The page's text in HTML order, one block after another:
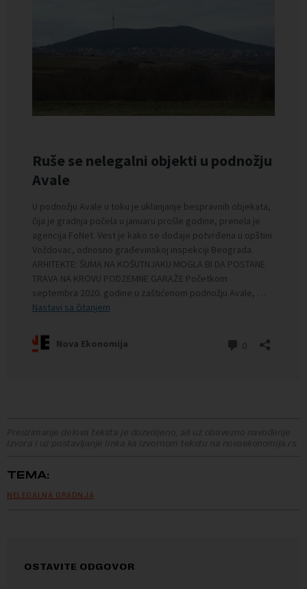
Preuzimanje delova teksta je dozvoljeno, ali uz obavezno navođenje
izvora i uz postavljanje linka ka izvornom tekstu na novaekonomija.rs
TEMA:
NELEGALNA GRADNJA
OSTAVITE ODGOVOR